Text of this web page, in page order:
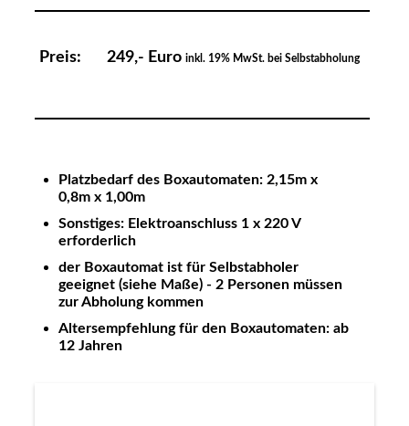
Preis: 249,- Euroinkl. 19% MwSt. bei Selbstabholung
Platzbedarf des Boxautomaten: 2,15m x
0,8m x 1,00m
Sonstiges: Elektroanschluss 1 x 220 V
erforderlich
der Boxautomat ist für Selbstabholer
geeignet (siehe Maße) - 2 Personen müssen
zur Abholung kommen
Altersempfehlung für den Boxautomaten: ab
12 Jahren